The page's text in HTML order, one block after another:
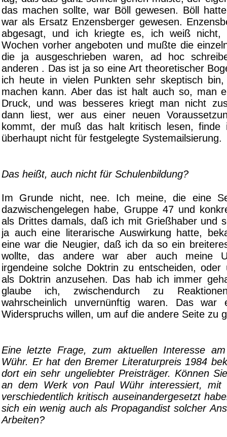
das machen sollte, war Böll gewesen. Böll
war als Ersatz Enzensberger gewesen.
abgesagt, und ich kriegte es, ich weiß nicht,
Wochen vorher angeboten und mußte die
die ja ausgeschrieben waren, ad hoc
anderen . Das ist ja so eine Art theoretischer
ich heute in vielen Punkten sehr skeptisch
machen kann. Aber das ist halt auch so, man
Druck, und was besseres kriegt man nicht
dann liest, wer aus einer neuen
kommt, der muß das halt kritisch lesen, finde
überhaupt nicht für festgelegte Systemailsierung.
Das heißt, auch nicht für Schulenbildung?
Im Grunde nicht, nee. Ich meine, die eine
dazwischengelegen habe, Gruppe 47 und
als Drittes damals, daß ich mit Grießhaber und
ja auch eine literarische Auswirkung hatte,
eine war die Neugier, daß ich da so ein
wollte, das andere war aber auch meine
irgendeine solche Doktrin zu entscheiden, oder
als Doktrin anzusehen. Das hab ich immer
glaube ich, zwischendurch zu
wahrscheinlich unvernünftig waren. Das war
Widerspruchs willen, um auf die andere Seite zu
Eine letzte Frage, zum aktuellen Interesse
Wühr. Er hat den Bremer Literaturpreis 1984
dort ein sehr ungeliebter Preisträger. Können
an dem Werk von Paul Wühr interessiert,
verschiedentlich kritisch auseinandergesetzt
sich ein wenig auch als Propagandist solcher
Arbeiten?